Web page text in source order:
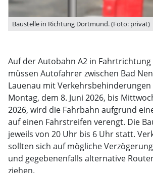
Baustelle in Richtung Dortmund. (Foto: privat)
Auf der Autobahn A2 in
müssen Autofahrer zwischen Bad
Lauenau mit
Montag, dem 8. Juni 2026, bis
2026, wird die Fahrbahn aufgrund
auf einen Fahrstreifen verengt. Die
jeweils von 20 Uhr bis 6 Uhr statt.
sollten sich auf mögliche
und gegebenenfalls alternative
ziehen.